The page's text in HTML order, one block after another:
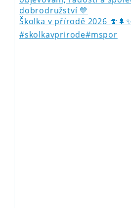
Školka v přírodě 2026
#skolkavprirode#mspor